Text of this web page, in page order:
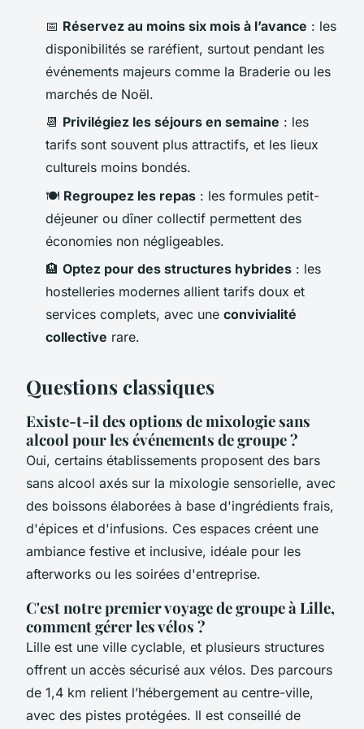
📅 Réservez au moins six mois à l’avance : les
disponibilités se raréfient, surtout pendant les
événements majeurs comme la Braderie ou les
marchés de Noël.
📆 Privilégiez les séjours en semaine : les
tarifs sont souvent plus attractifs, et les lieux
culturels moins bondés.
🍽️ Regroupez les repas : les formules petit-
déjeuner ou dîner collectif permettent des
économies non négligeables.
🏨 Optez pour des structures hybrides : les
hostelleries modernes allient tarifs doux et
services complets, avec une convivialité
collective rare.
Questions classiques
Existe-t-il des options de mixologie sans
alcool pour les événements de groupe ?
Oui, certains établissements proposent des bars
sans alcool axés sur la mixologie sensorielle, avec
des boissons élaborées à base d'ingrédients frais,
d'épices et d'infusions. Ces espaces créent une
ambiance festive et inclusive, idéale pour les
afterworks ou les soirées d'entreprise.
C'est notre premier voyage de groupe à Lille,
comment gérer les vélos ?
Lille est une ville cyclable, et plusieurs structures
offrent un accès sécurisé aux vélos. Des parcours
de 1,4 km relient l’hébergement au centre-ville,
avec des pistes protégées. Il est conseillé de